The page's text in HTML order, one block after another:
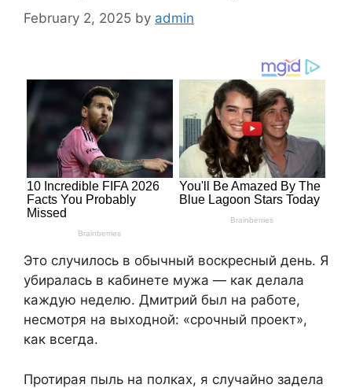
February 2, 2025 by admin
Это случилось в обычный воскресный день. Я
убиралась в кабинете мужа — как делала
каждую неделю. Дмитрий был на работе,
несмотря на выходной: «срочный проект»,
как всегда.
Протирая пыль на полках, я случайно задела